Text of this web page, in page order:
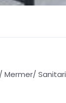
Mermer/ Sanitari